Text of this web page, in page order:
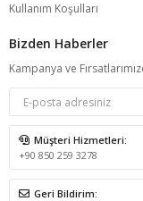
Kullanım Koşulları
Bizden Haberler
Kampanya ve
Müşteri Hizmetleri:
+90 850 259 3278
Geri Bildirim: